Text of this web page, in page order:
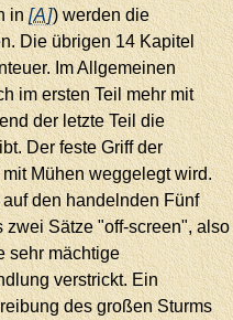
in[A]) werden die
Die übrigen 14 Kapitel
Im Allgemeinen
im ersten Teil mehr mit
der letzte Teil die
Der feste Griff der
Mühen weggelegt wird.
den handelnden Fünf
zwei Sätze "off-screen", also
sehr mächtige
verstrickt. Ein
des großen Sturms